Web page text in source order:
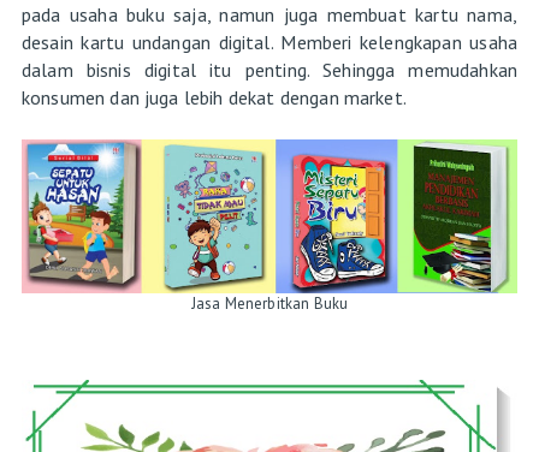
pada usaha buku saja, namun juga membuat kartu nama,
desain kartu undangan digital. Memberi kelengkapan usaha
dalam bisnis digital itu penting. Sehingga memudahkan
konsumen dan juga lebih dekat dengan market.
Jasa Menerbitkan Buku